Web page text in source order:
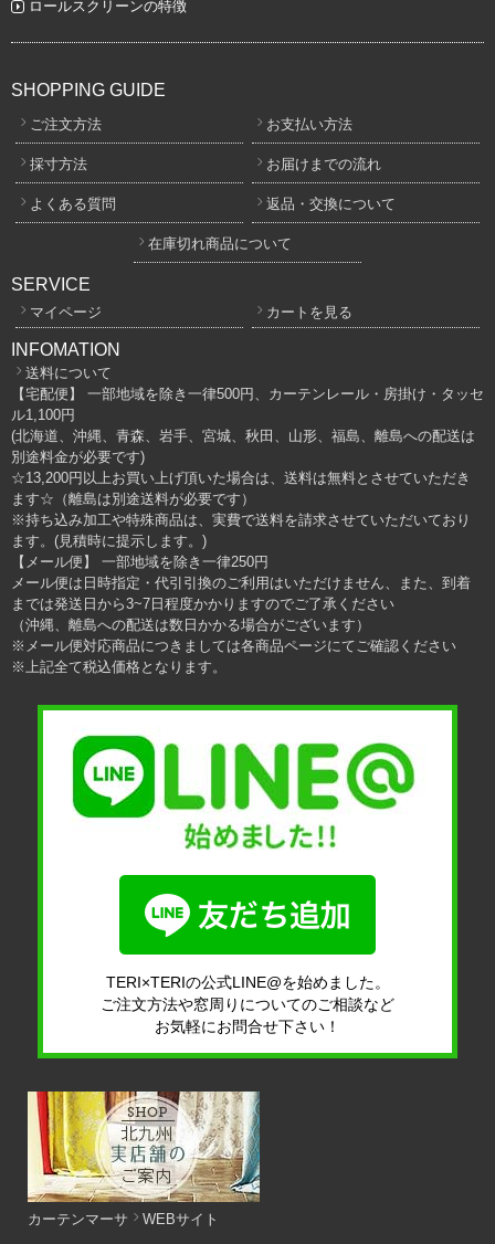
ロールスクリーンの特徴
SHOPPING GUIDE
ご注文方法 お支払い方法
採寸方法 お届けまでの流れ
よくある質問 返品・交換について
在庫切れ商品について
SERVICE
マイページ カートを見る
INFOMATION
送料について
【宅配便】 一部地域を除き一律500円、カーテンレール・房掛け・タッセ
ル1,100円
(北海道、沖縄、青森、岩手、宮城、秋田、山形、福島、離島への配送は
別途料金が必要です)
☆13,200円以上お買い上げ頂いた場合は、送料は無料とさせていただき
ます☆（離島は別途送料が必要です）
※持ち込み加工や特殊商品は、実費で送料を請求させていただいており
ます。(見積時に提示します。)
【メール便】 一部地域を除き一律250円
メール便は日時指定・代引引換のご利用はいただけません、また、到着
までは発送日から3~7日程度かかりますのでご了承ください
（沖縄、離島への配送は数日かかる場合がございます）
※メール便対応商品につきましては各商品ページにてご確認ください
※上記全て税込価格となります。
TERI×TERIの公式LINE@を始めました。
ご注文方法や窓周りについてのご相談など
お気軽にお問合せ下さい！
カーテンマーサ WEBサイト